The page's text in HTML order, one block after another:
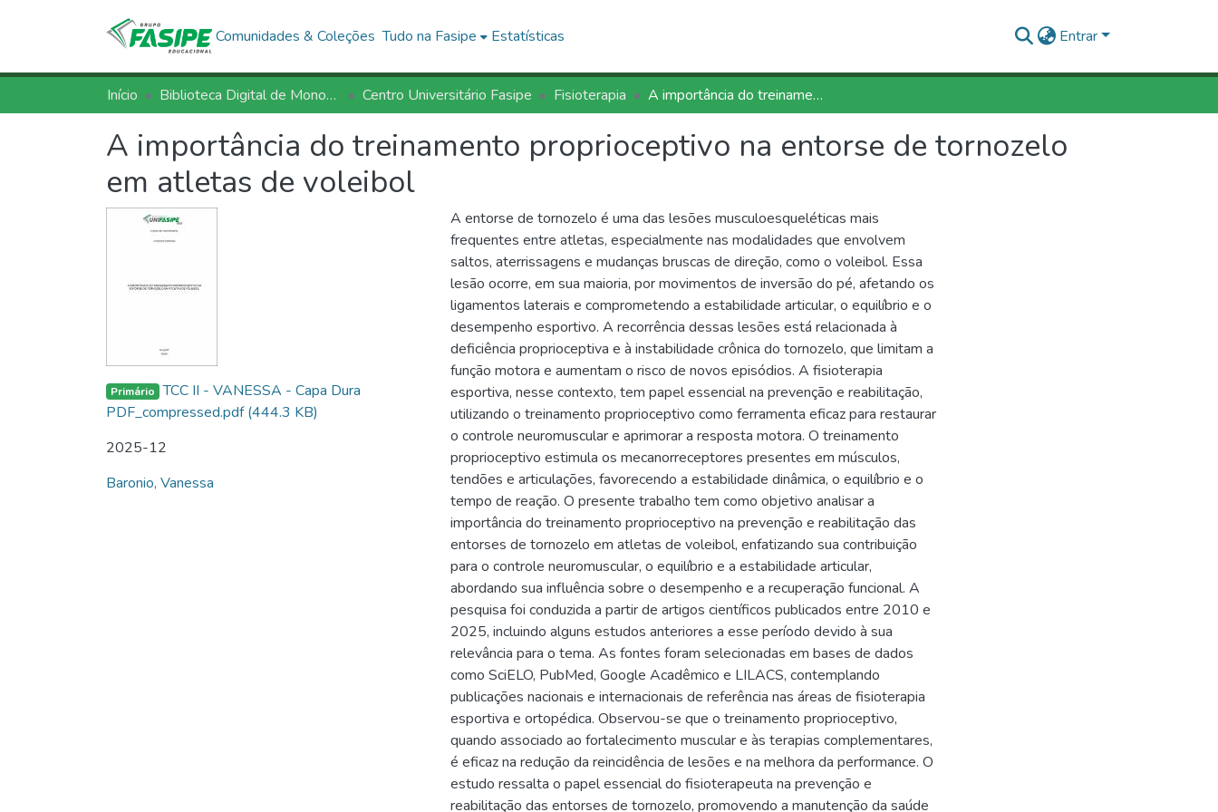
Comunidades & Coleções Tudo na Fasipe Estatísticas Entrar
Início Biblioteca Digital de Monografias - BDM/FASIPE Centro Universitário Fasipe Fisioterapia A importância do treinamento proprioceptivo na entorse de tornozelo em atletas de voleibol
A importância do treinamento proprioceptivo na entorse de tornozelo
em atletas de voleibol
Primário TCC II - VANESSA - Capa Dura
PDF_compressed.pdf(444.3 KB)
2025-12
Baronio, Vanessa
A entorse de tornozelo é uma das lesões musculoesqueléticas mais
frequentes entre atletas, especialmente nas modalidades que envolvem
saltos, aterrissagens e mudanças bruscas de direção, como o voleibol. Essa
lesão ocorre, em sua maioria, por movimentos de inversão do pé, afetando os
ligamentos laterais e comprometendo a estabilidade articular, o equilíbrio e o
desempenho esportivo. A recorrência dessas lesões está relacionada à
deficiência proprioceptiva e à instabilidade crônica do tornozelo, que limitam a
função motora e aumentam o risco de novos episódios. A fisioterapia
esportiva, nesse contexto, tem papel essencial na prevenção e reabilitação,
utilizando o treinamento proprioceptivo como ferramenta eficaz para restaurar
o controle neuromuscular e aprimorar a resposta motora. O treinamento
proprioceptivo estimula os mecanorreceptores presentes em músculos,
tendões e articulações, favorecendo a estabilidade dinâmica, o equilíbrio e o
tempo de reação. O presente trabalho tem como objetivo analisar a
importância do treinamento proprioceptivo na prevenção e reabilitação das
entorses de tornozelo em atletas de voleibol, enfatizando sua contribuição
para o controle neuromuscular, o equilíbrio e a estabilidade articular,
abordando sua influência sobre o desempenho e a recuperação funcional. A
pesquisa foi conduzida a partir de artigos científicos publicados entre 2010 e
2025, incluindo alguns estudos anteriores a esse período devido à sua
relevância para o tema. As fontes foram selecionadas em bases de dados
como SciELO, PubMed, Google Acadêmico e LILACS, contemplando
publicações nacionais e internacionais de referência nas áreas de fisioterapia
esportiva e ortopédica. Observou-se que o treinamento proprioceptivo,
quando associado ao fortalecimento muscular e às terapias complementares,
é eficaz na redução da reincidência de lesões e na melhora da performance. O
estudo ressalta o papel essencial do fisioterapeuta na prevenção e
reabilitação das entorses de tornozelo, promovendo a manutenção da saúde